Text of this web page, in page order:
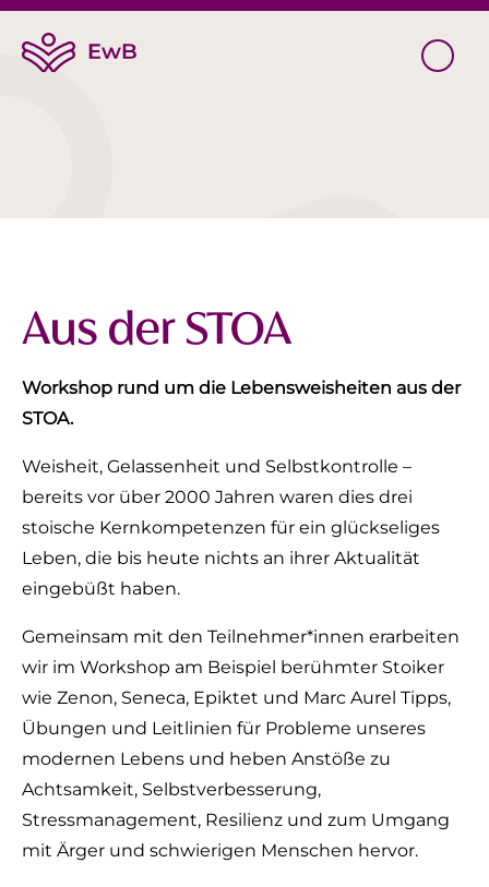
Aus der STOA
Workshop rund um die Lebensweisheiten aus der
STOA.
Weisheit, Gelassenheit und Selbstkontrolle –
bereits vor über 2000 Jahren waren dies drei
stoische Kernkompetenzen für ein glückseliges
Leben, die bis heute nichts an ihrer Aktualität
eingebüßt haben.
Gemeinsam mit den Teilnehmer*innen erarbeiten
wir im Workshop am Beispiel berühmter Stoiker
wie Zenon, Seneca, Epiktet und Marc Aurel Tipps,
Übungen und Leitlinien für Probleme unseres
modernen Lebens und heben Anstöße zu
Achtsamkeit, Selbstverbesserung,
Stressmanagement, Resilienz und zum Umgang
mit Ärger und schwierigen Menschen hervor.